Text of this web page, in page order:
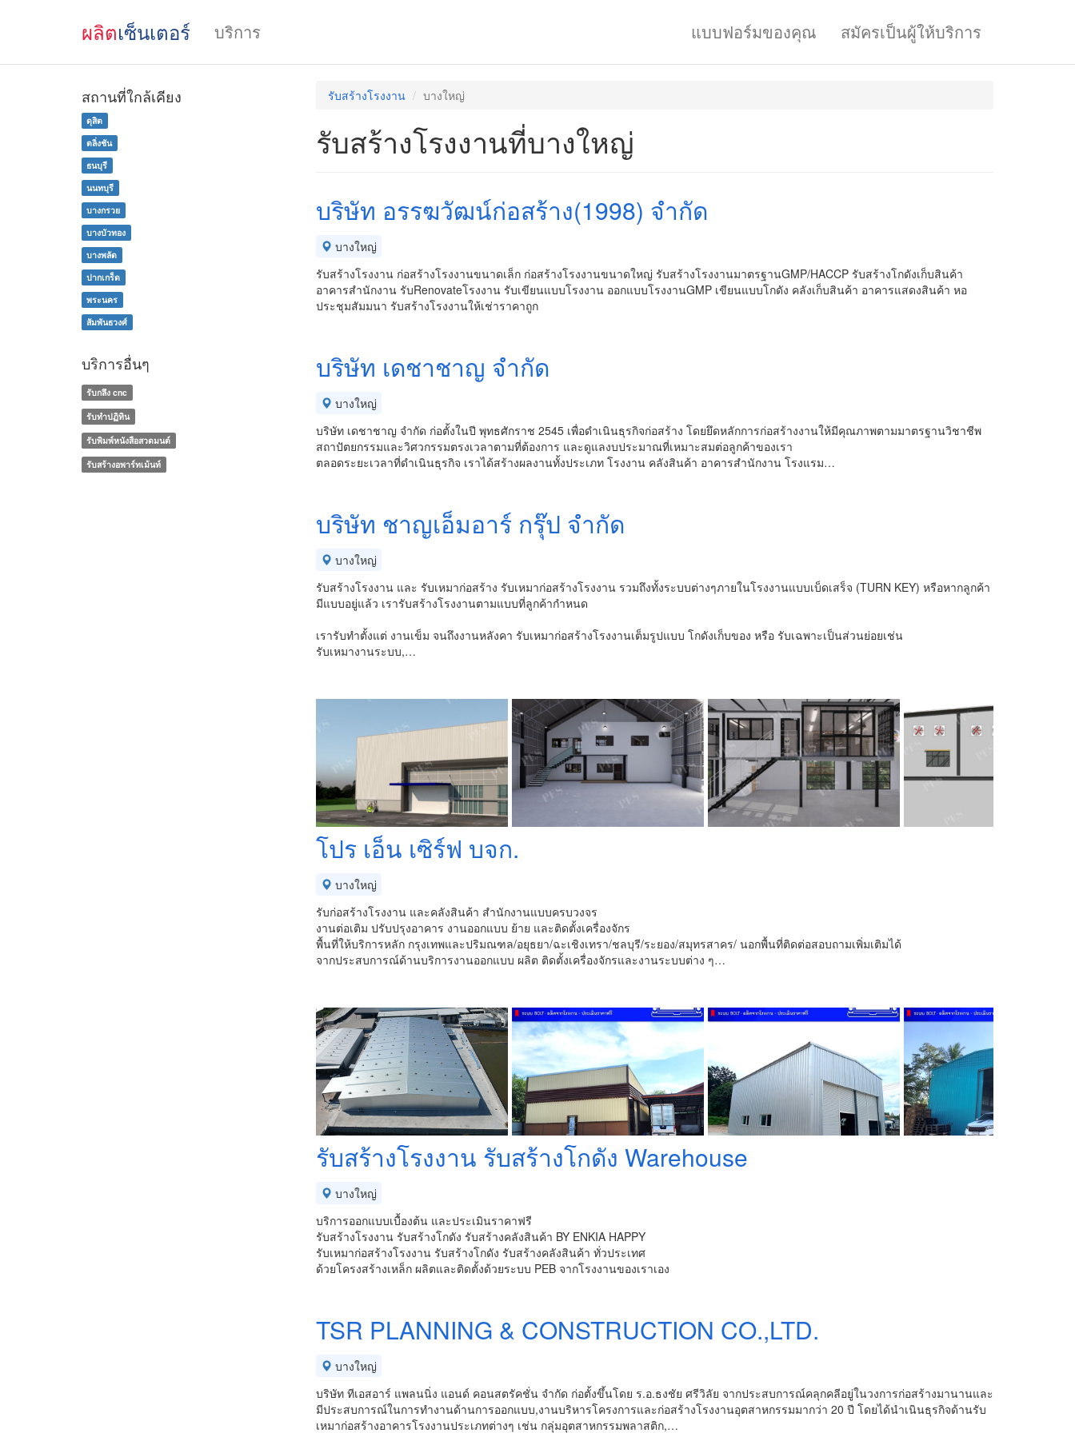
ผลิตเซ็นเตอร์ บริการ แบบฟอร์มของคุณ สมัครเป็นผู้ให้บริการ
รับสร้างโรงงาน บางใหญ่
รับสร้างโรงงานที่บางใหญ่
บริษัท อรรฆวัฒน์ก่อสร้าง(1998) จำกัด
บางใหญ่
รับสร้างโรงงาน ก่อสร้างโรงงานขนาดเล็ก ก่อสร้างโรงงานขนาดใหญ่ รับสร้างโรงงานมาตรฐานGMP/HACCP รับสร้างโกดังเก็บสินค้า
อาคารสำนักงาน รับRenovateโรงงาน รับเขียนแบบโรงงาน ออกแบบโรงงานGMP เขียนแบบโกดัง คลังเก็บสินค้า อาคารแสดงสินค้า หอ
ประชุมสัมมนา รับสร้างโรงงานให้เช่าราคาถูก
บริษัท เดชาชาญ จำกัด
บางใหญ่
บริษัท เดชาชาญ จำกัด ก่อตั้งในปี พุทธศักราช 2545 เพื่อดำเนินธุรกิจก่อสร้าง โดยยึดหลักการก่อสร้างงานให้มีคุณภาพตามมาตรฐานวิชาชีพ
สถาปัตยกรรมและวิศวกรรมตรงเวลาตามที่ต้องการ และดูแลงบประมาณที่เหมาะสมต่อลูกค้าของเรา
ตลอดระยะเวลาที่ดำเนินธุรกิจ เราได้สร้างผลงานทั้งประเภท โรงงาน คลังสินค้า อาคารสำนักงาน โรงแรม…
บริษัท ชาญเอ็มอาร์ กรุ๊ป จำกัด
บางใหญ่
รับสร้างโรงงาน และ รับเหมาก่อสร้าง รับเหมาก่อสร้างโรงงาน รวมถึงทั้งระบบต่างๆภายในโรงงานแบบเบ็ดเสร็จ (TURN KEY) หรือหากลูกค้า
มีแบบอยู่แล้ว เรารับสร้างโรงงานตามแบบที่ลูกค้ากำหนด
เรารับทำตั้งแต่ งานเข็ม จนถึงงานหลังคา รับเหมาก่อสร้างโรงงานเต็มรูปแบบ โกดังเก็บของ หรือ รับเฉพาะเป็นส่วนย่อยเช่น
รับเหมางานระบบ,…
โปร เอ็น เซิร์ฟ บจก.
บางใหญ่
รับก่อสร้างโรงงาน และคลังสินค้า สำนักงานแบบครบวงจร
งานต่อเติม ปรับปรุงอาคาร งานออกแบบ ย้าย และติดตั้งเครื่องจักร
พื้นที่ให้บริการหลัก กรุงเทพและปริมณฑล/อยุธยา/ฉะเชิงเทรา/ชลบุรี/ระยอง/สมุทรสาคร/ นอกพื้นที่ติดต่อสอบถามเพิ่มเติมได้
จากประสบการณ์ด้านบริการงานออกแบบ ผลิต ติดตั้งเครื่องจักรและงานระบบต่าง ๆ…
รับสร้างโรงงาน รับสร้างโกดัง Warehouse
บางใหญ่
บริการออกแบบเบื้องต้น และประเมินราคาฟรี
รับสร้างโรงงาน รับสร้างโกดัง รับสร้างคลังสินค้า BY ENKIA HAPPY
รับเหมาก่อสร้างโรงงาน รับสร้างโกดัง รับสร้างคลังสินค้า ทั่วประเทศ
ด้วยโครงสร้างเหล็ก ผลิตและติดตั้งด้วยระบบ PEB จากโรงงานของเราเอง
TSR PLANNING & CONSTRUCTION CO.,LTD.
บางใหญ่
บริษัท ทีเอสอาร์ แพลนนิ่ง แอนด์ คอนสตรัคชั่น จำกัด ก่อตั้งขึ้นโดย ร.อ.ธงชัย ศรีวิลัย จากประสบการณ์คลุกคลีอยู่ในวงการก่อสร้างมานานและ
มีประสบการณ์ในการทำงานด้านการออกแบบ,งานบริหารโครงการและก่อสร้างโรงงานอุตสาหกรรมมากว่า 20 ปี โดยได้นำเนินธุรกิจด้านรับ
เหมาก่อสร้างอาคารโรงงานประเภทต่างๆ เช่น กลุ่มอุตสาหกรรมพลาสติก,…
สถานที่ใกล้เคียง
ดุสิต
ตลิ่งชัน
ธนบุรี
นนทบุรี
บางกรวย
บางบัวทอง
บางพลัด
ปากเกร็ด
พระนคร
สัมพันธวงศ์
บริการอื่นๆ
รับกลึง cnc
รับทำปฏิทิน
รับพิมพ์หนังสือสวดมนต์
รับสร้างอพาร์ทเม้นท์